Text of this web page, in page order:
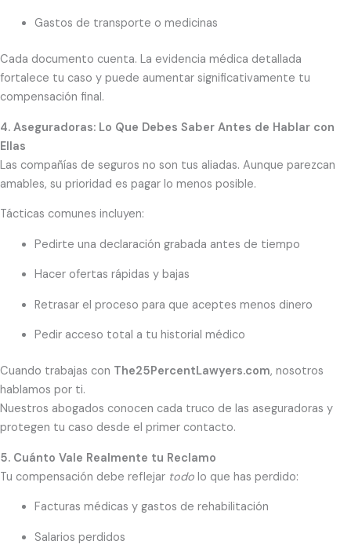
Gastos de transporte o medicinas
Cada documento cuenta. La evidencia médica detallada
fortalece tu caso y puede aumentar significativamente tu
compensación final.
4. Aseguradoras: Lo Que Debes Saber Antes de Hablar con
Ellas
Las compañías de seguros no son tus aliadas. Aunque parezcan
amables, su prioridad es pagar lo menos posible.
Tácticas comunes incluyen:
Pedirte una declaración grabada antes de tiempo
Hacer ofertas rápidas y bajas
Retrasar el proceso para que aceptes menos dinero
Pedir acceso total a tu historial médico
Cuando trabajas con The25PercentLawyers.com, nosotros
hablamos por ti.
Nuestros abogados conocen cada truco de las aseguradoras y
protegen tu caso desde el primer contacto.
5. Cuánto Vale Realmente tu Reclamo
Tu compensación debe reflejar todo lo que has perdido:
Facturas médicas y gastos de rehabilitación
Salarios perdidos